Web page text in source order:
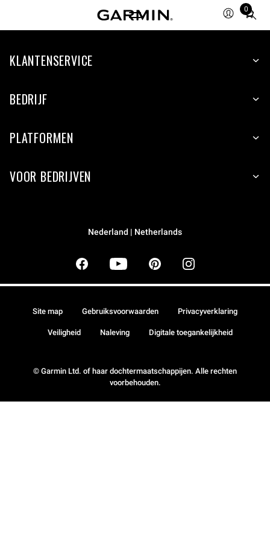
0
Total
items
cart:
KLANTENSERVICE
BEDRIJF
PLATFORMEN
VOOR BEDRIJVEN
Nederland | Netherlands
© Garmin Ltd. of haar dochtermaatschappijen. Alle rechten
voorbehouden.
Site map Gebruiksvoorwaarden Privacyverklaring
Veiligheid Naleving Digitale toegankelijkheid